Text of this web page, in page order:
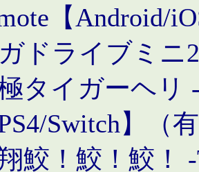
【Android/
ドライブミニ
タイガーヘリ
PS4/Switch】（
鮫！鮫！鮫！